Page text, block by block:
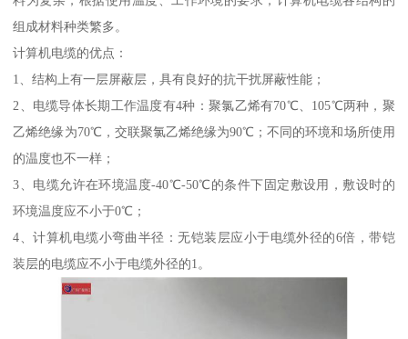
组成材料种类繁多。
计算机电缆的优点：
1、结构上有一层屏蔽层，具有良好的抗干扰屏蔽性能；
2、电缆导体长期工作温度有4种：聚氯乙烯有70℃、105℃两种，聚
乙烯绝缘为70℃，交联聚氯乙烯绝缘为90℃；不同的环境和场所使用
的温度也不一样；
3、电缆允许在环境温度-40℃-50℃的条件下固定敷设用，敷设时的
环境温度应不小于0℃；
4、计算机电缆小弯曲半径：无铠装层应小于电缆外径的6倍，带铠
装层的电缆应不小于电缆外径的1。